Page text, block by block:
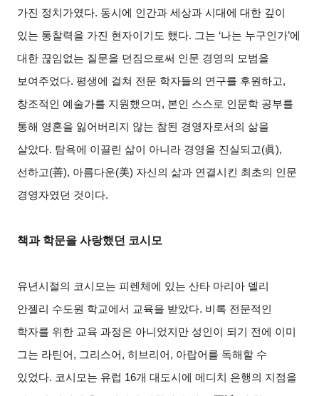
가진 정치가였다. 동시에 인간과 세상과 시대에 대한 깊이
있는 통찰력을 가진 현자이기도 했다. 그는 ‘나는 누구인가’에
대한 끊임없는 질문을 던짐으로써 인문 경영의 모범을
보여주었다. 평생에 걸쳐 전문 학자들의 연구를 후원하고,
창조적인 예술가를 지원했으며, 본인 스스로 인문학 공부를
통해 영혼을 잃어버리지 않는 참된 경영자로서의 삶을
살았다. 탐욕에 이끌린 삶이 아니라 경영을 진실되고(眞),
선하고(善), 아름다운(美) 자신의 삶과 연결시킨 최초의 인문
경영자였던 것이다.
책과 학문을 사랑했던 코시모
유년시절의 코시모는 피렌체에 있는 산타 마리아 델리
안젤리 수도원 학교에서 교육을 받았다. 비록 전문적인
학자를 위한 교육 과정은 아니었지만 성인이 되기 전에 이미
그는 라틴어, 그리스어, 히브리어, 아랍어를 독해할 수
있었다. 코시모는 유럽 16개 대도시에 메디치 은행의 지점을